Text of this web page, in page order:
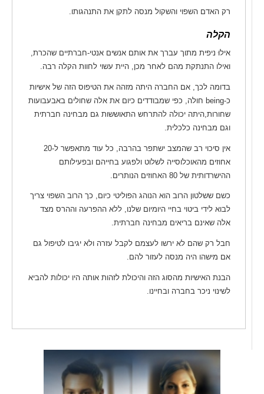
רק האדם השפוי והשקול מנסה לתקן את התנהגותו.
הקלה
אילוּ ניפית מתוך עברך את אותם אנשים אנטי-חברתיים שהכרת,
ואילו התנתקת מהם לאחר מכן, היית עשוי לחוות הקלה רבה.
בדומה לכך, אם החברה היתה מזהה את הטיפוס הזה של אישיות
כ-being חולה, כפי שמבודדים כיום את אלה שחולים באבעבועות
שחורות,היתה יכולה להתרחש התאוששות גם מבחינה חברתית
וגם מבחינה כלכלית.
אין סיכוי רב שהמצב ישתפר בהרבה, כל עוד מתאפשר ל-20
אחוזים מהאוכלוסייה לשלוט ולפגוע בחייהם ובפעילותם
ההישרדותית של 80 האחוזים הנותרים.
כשם ששלטון הרוב הוא הנוהג הפוליטי כיום, כך הרוב השפוי צריך
לבוא לידי ביטוי בחיי היומיום שלנו, ללא ההפרעה וההרס מצד
אלה שאינם בריאים מבחינה חברתית.
חבל רק שהם לא ירשו לעצמם לקבל עזרה ולא יגיבו לטיפול גם
אם מישהו היה מנסה לעזור להם.
הבנת האישיות מהסוג הזה והיכולת לזהות אותה היו יכולות להביא
לשינוי ניכר בחברה ובחיינו.